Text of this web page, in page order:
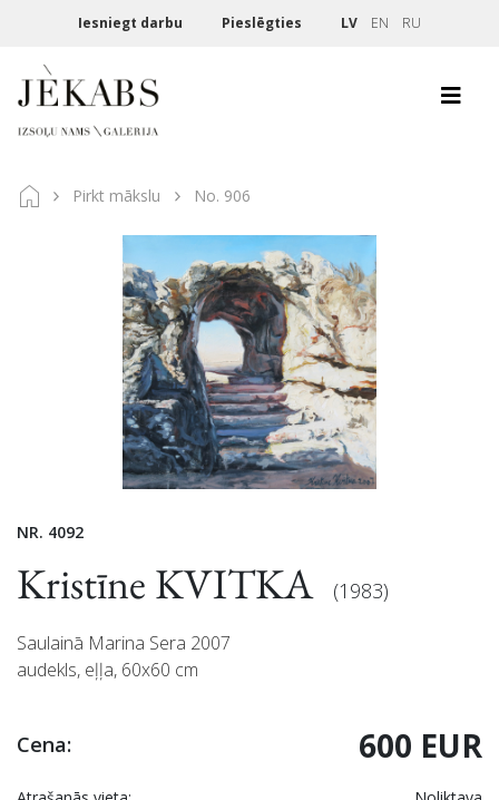
Iesniegt darbu Pieslēgties LV EN RU
Pirkt mākslu No. 906
NR. 4092
Kristīne KVITKA (1983)
Saulainā Marina Sera 2007
audekls, eļļa, 60x60 cm
Cena: 600 EUR